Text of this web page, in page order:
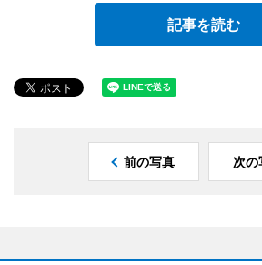
記事を読む
前の写真 次の